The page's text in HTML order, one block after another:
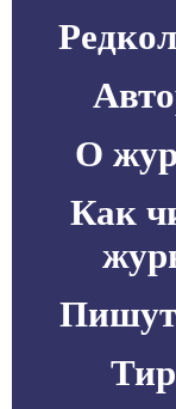
О
Как
Пишут